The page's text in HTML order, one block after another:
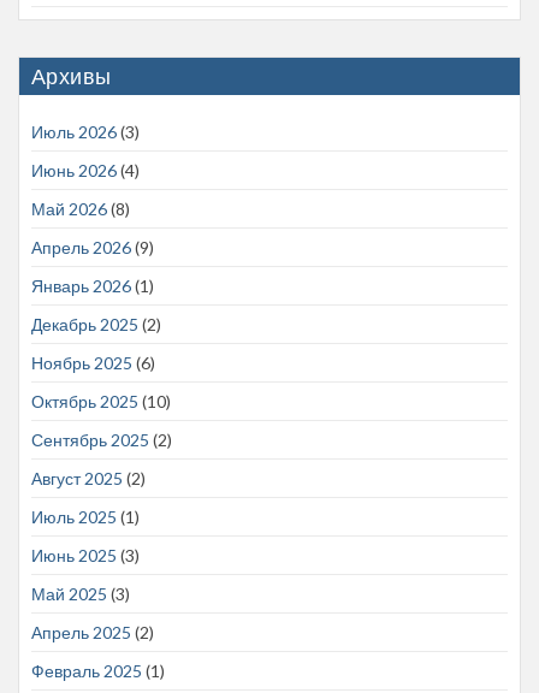
Архивы
Июль 2026(3)
Июнь 2026(4)
Май 2026(8)
Апрель 2026(9)
Январь 2026(1)
Декабрь 2025 (2)
Ноябрь 2025 (6)
Октябрь 2025 (10)
Сентябрь 2025 (2)
Август 2025 (2)
Июль 2025 (1)
Июнь 2025 (3)
Май 2025 (3)
Апрель 2025 (2)
Февраль 2025 (1)